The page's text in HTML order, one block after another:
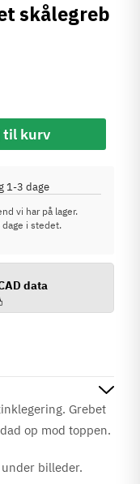
Grebet
op mod toppen.
billeder.
skålegreb
til kurv
1-3 dage
vi har på lager.
i stedet.
data